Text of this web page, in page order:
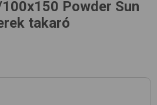
Powder Sun
takaró